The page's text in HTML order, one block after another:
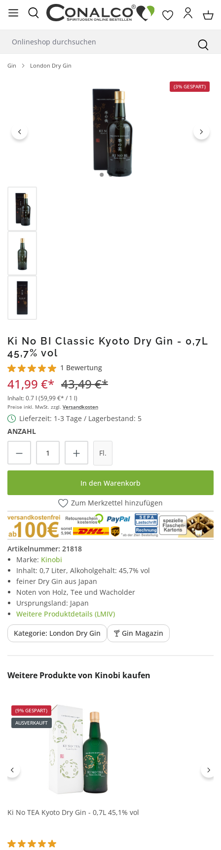
springen
Gin London Dry Gin
(3% GESPART)
Ki No BI Classic Kyoto Dry Gin - 0,7L
45,7% vol
Durchschnittliche Bewertung von 5 von 5 Sternen
1 Bewertung
41,99 €* 43,49 €*
Inhalt:0.7 l (59,99 €* / 1 l)
Preise inkl. MwSt. zzgl. Versandkosten
Lieferzeit: 1-3 Tage / Lagerbestand: 5
ANZAHL
Produkt Anzahl: Gib den gewünschten
Fl.
In den Warenkorb
Zum Merkzettel hinzufügen
Artikelnummer: 21818
Marke: Kinobi
Inhalt: 0,7 Liter, Alkoholgehalt: 45,7% vol
feiner Dry Gin aus Japan
Noten von Holz, Tee und Wacholder
Ursprungsland: Japan
Weitere Produktdetails (LMIV)
Kategorie: London Dry Gin 🍸 Gin Magazin
Produktgalerie überspringen
Weitere Produkte von Kinobi kaufen
(9% GESPART)
AUSVERKAUFT
Ki No TEA Kyoto Dry Gin - 0,7L 45,1% vol